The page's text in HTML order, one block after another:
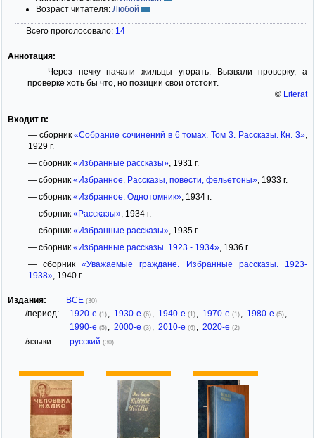
Возраст читателя: Любой
Всего проголосовало: 14
Аннотация:
Через печку начали жильцы угорать. Вызвали проверку, а
проверке хоть бы что, но позиции свои отстоит.
© Literat
Входит в:
— сборник«Собрание сочинений в 6 томах. Том 3. Рассказы. Кн. 3»
1929 г.
— сборник «Избранные рассказы», 1931 г.
— сборник «Избранное. Рассказы, повести, фельетоны», 1933 г.
— сборник «Избранное. Однотомник», 1934 г.
— сборник «Рассказы», 1934 г.
— сборник «Избранные рассказы», 1935 г.
— сборник «Избранные рассказы. 1923 - 1934», 1936 г.
— сборник«Уважаемые граждане. Избранные рассказы. 1923-
1938», 1940 г.
Издания: ВСЕ (30)
/период: 1920-е (1) 1930-е (6) 1940-е (1) 1970-е (1) 1980-е (5)
1990-е (5) 2000-е (3) 2010-е (6) 2020-е (2)
/языки: русский (30)